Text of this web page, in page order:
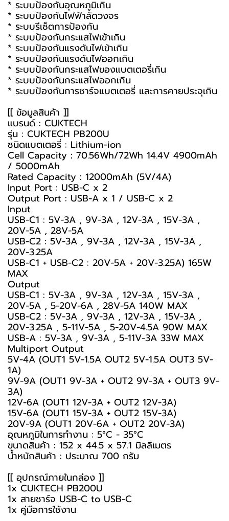
* ระบบป้องกันอุณหภูมิเกิน
* ระบบป้องกันไฟฟ้าลัดวงจร
* ระบบรีเซ็ตการป้องกัน
* ระบบป้องกันกระแสไฟเข้าเกิน
* ระบบป้องกันแรงดันไฟเข้าเกิน
* ระบบป้องกันแรงดันไฟออกเกิน
* ระบบป้องกันกระแสไฟของแบตเตอรี่เกิน
* ระบบป้องกันกระแสไฟออกเกิน
* ระบบป้องกันการชาร์จแบตเตอรี่ และการคายประจุเกิน
[[ ข้อมูลสินค้า ]]
แบรนด์ : CUKTECH
รุ่น : CUKTECH PB200U
ชนิดแบตเตอรี่ : Lithium-ion
Cell Capacity：70.56Wh/72Wh 14.4V 4900mAh
/ 5000mAh
Rated Capacity：12000mAh (5V/4A)
Input Port : USB-C x 2
Output Port : USB-A x 1 / USB-C x 2
Input
USB-C1 : 5V-3A , 9V-3A , 12V-3A , 15V-3A ,
20V-5A , 28V-5A
USB-C2 : 5V-3A , 9V-3A , 12V-3A , 15V-3A ,
20V-3.25A
USB-C1 + USB-C2 : 20V-5A + 20V-3.25A) 165W
MAX
Output
USB-C1 : 5V-3A , 9V-3A , 12V-3A , 15V-3A ,
20V-5A , 5-20V-6A , 28V-5A 140W MAX
USB-C2 : 5V-3A , 9V-3A , 12V-3A , 15V-3A ,
20V-3.25A , 5-11V-5A , 5-20V-4.5A 90W MAX
USB-A : 5V-3A , 9V-3A , 5-11V-3A 33W MAX
Multiport Output
5V-4A (OUT1 5V-1.5A OUT2 5V-1.5A OUT3 5V-
1A)
9V-9A (OUT1 9V-3A + OUT2 9V-3A + OUT3 9V-
3A)
12V-6A (OUT1 12V-3A + OUT2 12V-3A)
15V-6A (OUT1 15V-3A + OUT2 15V-3A)
20V-9A (OUT1 20V-6A + OUT2 20V-3A)
อุณหภูมิในการทำงาน : 5°C - 35°C
ขนาดสินค้า : 152 x 44.5 x 57.1 มิลลิเมตร
น้ำหนักสินค้า : ประมาณ 700 กรัม
[[ อุปกรณ์ภายในกล่อง ]]
1x CUKTECH PB200U
1x สายชาร์จ USB-C to USB-C
1x คู่มือการใช้งาน